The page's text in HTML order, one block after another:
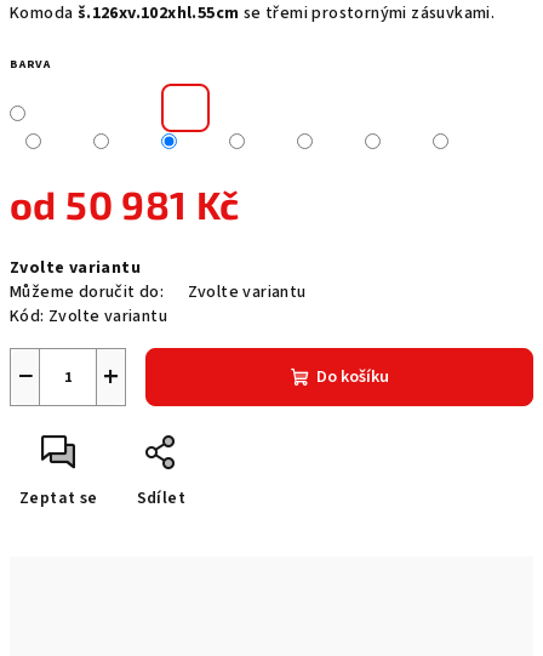
Komoda š.126xv.102xhl.55cm se třemi prostornými zásuvkami.
BARVA
od 50 981 Kč
cena:
Zvolte variantu
Můžeme doručit do:
Zvolte variantu
Kód: Zvolte variantu
+
− Do košíku
Zeptat se Sdílet